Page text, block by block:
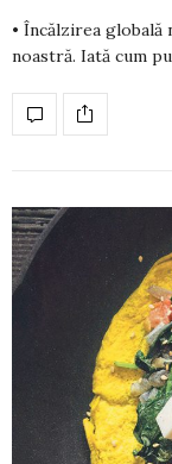
• Încălzirea globală
noastră. Iată cum